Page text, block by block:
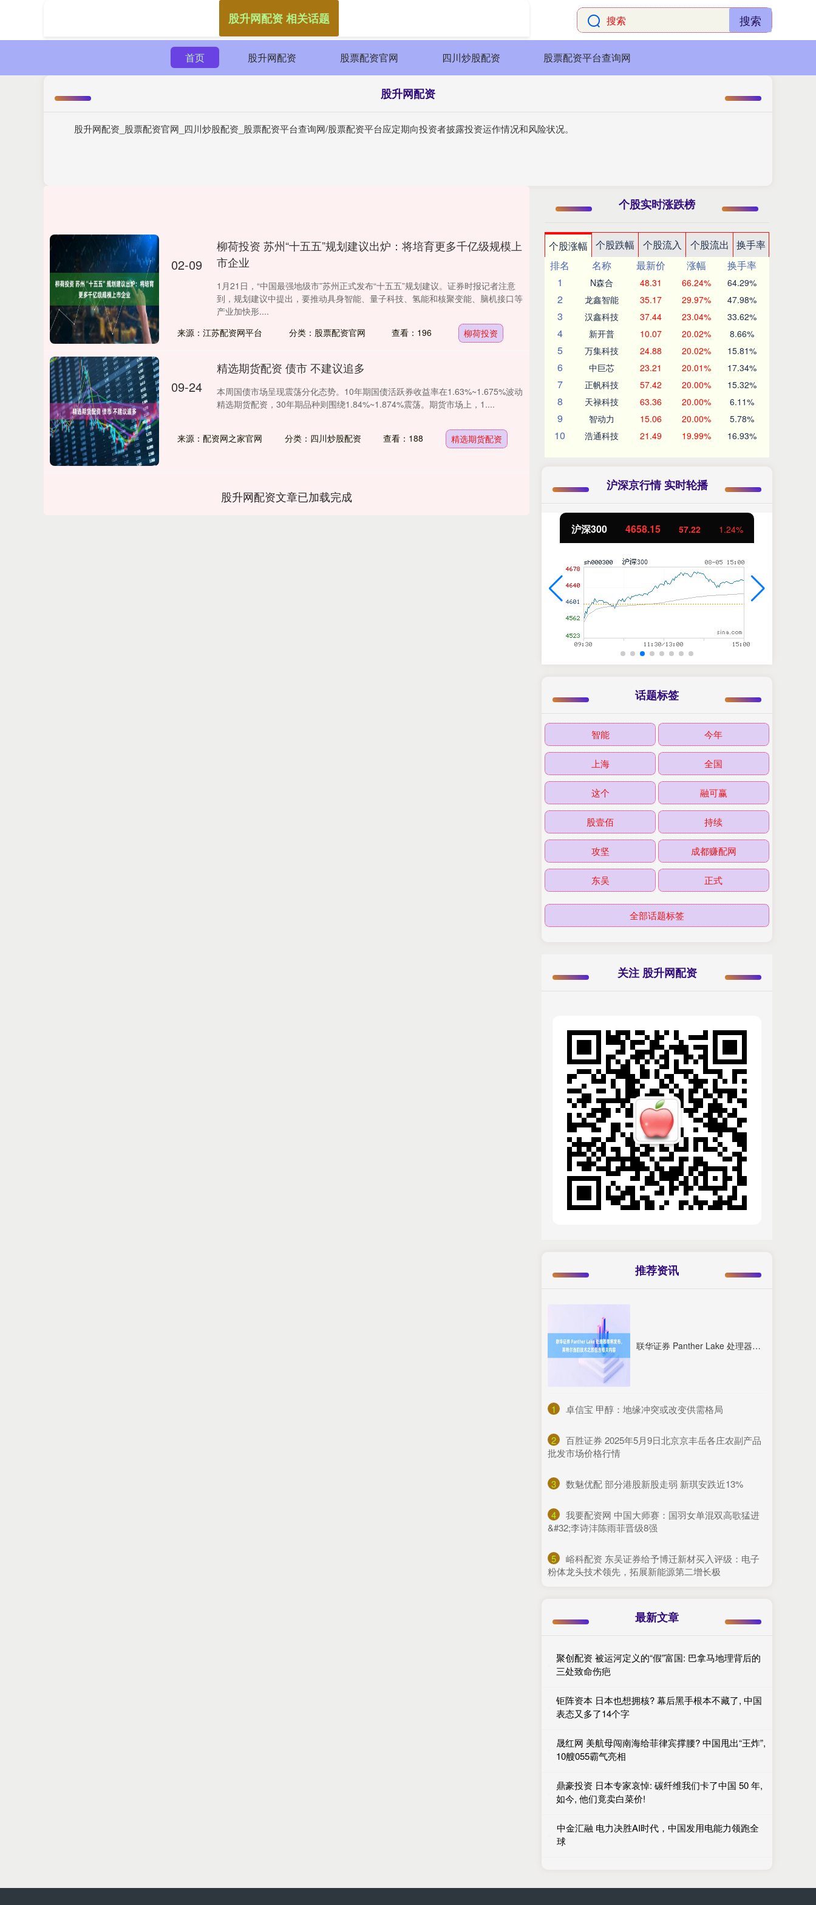
搜索
首页 股升网配资 股票配资官网 四川炒股配资 股票配资平台查询网
股升网配资
股升网配资_股票配资官网_四川炒股配资_股票配资平台查询网/股票配资平台应定期向投资者披露投资运作情况和风险状况。
股升网配资 相关话题
02-09
柳荷投资 苏州“十五五”规划建议出炉：将培育更多千亿级规模上
市企业
1月21日，“中国最强地级市”苏州正式发布“十五五”规划建议。证券时报记者注意
到，规划建议中提出，要推动具身智能、量子科技、氢能和核聚变能、脑机接口等
产业加快形....
来源：江苏配资网平台
分类：股票配资官网 查看：196 柳荷投资
09-24
精选期货配资 债市 不建议追多
本周国债市场呈现震荡分化态势。10年期国债活跃券收益率在1.63%~1.675%波动
精选期货配资，30年期品种则围绕1.84%~1.874%震荡。期货市场上，1....
来源：配资网之家官网 分类：四川炒股配资 查看：188 精选期货配资
股升网配资文章已加载完成
个股实时涨跌榜
个股涨幅 个股跌幅 个股流入 个股流出
换手率
排名
名称 最新价 涨幅
换手率
1
N森合 48.31 66.24% 64.29%
2 龙鑫智能 35.17 29.97% 47.98%
3 汉鑫科技 37.44 23.04% 33.62%
4 新开普 10.07 20.02% 8.66%
5 万集科技 24.88 20.02% 15.81%
6 中巨芯 23.21 20.01% 17.34%
7 正帆科技 57.42 20.00% 15.32%
8 天禄科技 63.36 20.00% 6.11%
9 智动力 15.06 20.00% 5.78%
10 浩通科技 21.49 19.99% 16.93%
沪深京行情 实时轮播
沪深300 4658.15 57.22 1.24%
话题标签
智能 今年
上海 全国
这个 融可赢
股壹佰 持续
攻坚 成都赚配网
东吴 正式
全部话题标签
关注 股升网配资
推荐资讯
联华证券 Panther Lake 处理器即将发布，英特尔当前技术之旅包含相关内容
1 ​卓信宝 甲醇：地缘冲突或改变供需格局
2
​百胜证券 2025年5月9日北京京丰岳各庄农副产品
批发市场价格行情
3 ​数魅优配 部分港股新股走弱 新琪安跌近13%
4
​我要配资网 中国大师赛：国羽女单混双高歌猛进
&#32;李诗沣陈雨菲晋级8强
5
​峪科配资 东吴证券给予博迁新材买入评级：电子
粉体龙头技术领先，拓展新能源第二增长极
最新文章
聚创配资 被运河定义的“假”富国: 巴拿马地理背后的
三处致命伤疤
钜阵资本 日本也想拥核? 幕后黑手根本不藏了, 中国
表态又多了14个字
晟红网 美航母闯南海给菲律宾撑腰? 中国甩出“王炸”,
10艘055霸气亮相
鼎豪投资 日本专家哀悼: 碳纤维我们卡了中国 50 年,
如今, 他们竟卖白菜价!
中金汇融 电力决胜AI时代，中国发用电能力领跑全
球